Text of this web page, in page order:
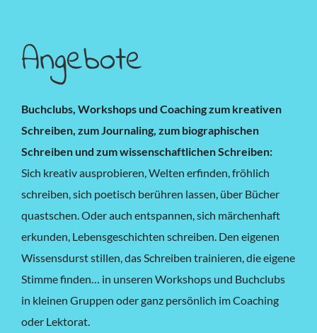
Angebote
Buchclubs, Workshops und Coaching zum kreativen
Schreiben, zum Journaling, zum biographischen
Schreiben und zum wissenschaftlichen Schreiben:
Sich kreativ ausprobieren, Welten erfinden, fröhlich
schreiben, sich poetisch berühren lassen, über Bücher
quastschen. Oder auch entspannen, sich märchenhaft
erkunden, Lebensgeschichten schreiben. Den eigenen
Wissensdurst stillen, das Schreiben trainieren, die eigene
Stimme finden… in unseren Workshops und Buchclubs
in kleinen Gruppen oder ganz persönlich im Coaching
oder Lektorat.